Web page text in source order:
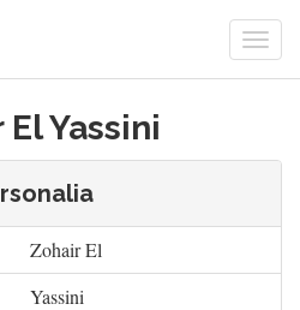
Yassini
Zohair El
Yassini